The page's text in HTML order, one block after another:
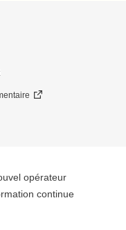
opérateur
continue